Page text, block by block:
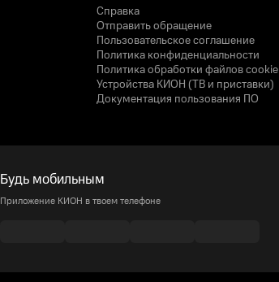
Справка
Отправить обращение
Пользовательское соглашение
Политика конфиденциальности
Политика обработки файлов cookie
Устройства КИОН (ТВ и приставки)
Документация пользования ПО
Будь мобильным
Приложение КИОН в твоем телефоне